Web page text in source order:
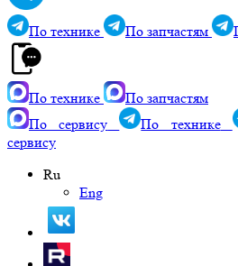
По технике По запчастям
По технике
По запчастям
По сервису
По технике
сервису
Ru
Eng